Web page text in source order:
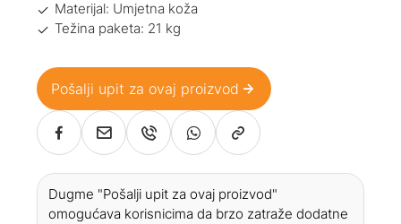
Materijal: Umjetna koža
Težina paketa: 21 kg
Pošalji upit za ovaj proizvod
Dugme "Pošalji upit za ovaj proizvod"
omogućava korisnicima da brzo zatraže dodatne